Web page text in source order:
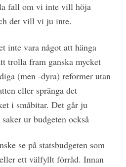
fall om vi inte vill höja
det vill vi ju inte.
inte vara något att hänga
trolla fram ganska mycket
(men -dyra) reformer utan
eller spränga det
i småbitar. Det går ju
ur budgeten också
se på statsbudgeten som
ett välfyllt förråd. Innan